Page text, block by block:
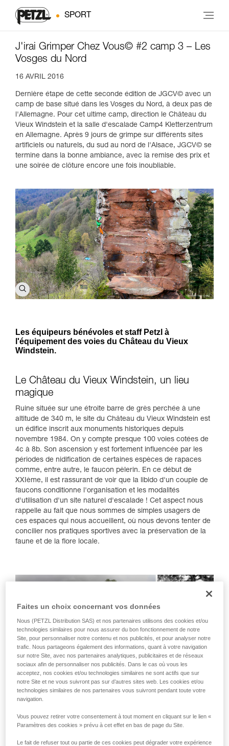
SPORT
J'irai Grimper Chez Vous© #2 camp 3 – Les
Vosges du Nord
16 AVRIL 2016
Dernière étape de cette seconde édition de JGCV© avec un
camp de base situé dans les Vosges du Nord, à deux pas de
l'Allemagne. Pour cet ultime camp, direction le Château du
Vieux Windstein et la salle d'escalade Camp4 Kletterzentrum
en Allemagne. Après 9 jours de grimpe sur différents sites
artificiels ou naturels, du sud au nord de l'Alsace, JGCV© se
termine dans la bonne ambiance, avec la remise des prix et
une soirée de clôture encore une fois inoubliable.
Les équipeurs bénévoles et staff Petzl à
l'équipement des voies du Château du Vieux
Windstein.
Le Château du Vieux Windstein, un lieu
magique
Ruine située sur une étroite barre de grès perchée à une
altitude de 340 m, le site du Château du Vieux Windstein est
un édifice inscrit aux monuments historiques depuis
novembre 1984. On y compte presque 100 voies cotées de
4c à 8b. Son ascension y est fortement influencée par les
périodes de nidification de certaines espèces de rapaces
comme, entre autre, le faucon pèlerin. En ce début de
XXIème, il est rassurant de voir que la libido d'un couple de
faucons conditionne l'organisation et les modalités
d'utilisation d'un site naturel d'escalade ! Cet aspect nous
rappelle au fait que nous sommes de simples usagers de
ces espaces qui nous accueillent, où nous devons tenter de
concilier nos pratiques sportives avec la préservation de la
faune et de la flore locale.
Le fameux pilier du Château du Vieux Windstein et
l'un des équipeurs incontournable d'Alsace et du
site en particulier, Armand Baudry.
A notre arrivée sur le site les participants, conquis par
maximum de voies afin d'atteindre les sommets des falaises
Faites un choix concernant vos données
Nous (PETZL Distribution SAS) et nos partenaires utilisons des cookies et/ou
technologies similaires pour nous assurer du bon fonctionnement de notre
Site, pour personnaliser notre contenu et nos publicités, et pour analyser notre
trafic. Nous partageons également des informations, quant à votre navigation
sur notre Site, avec nos partenaires analytiques, publicitaires et de réseaux
sociaux afin de personnaliser nos publicités. Dans le cas où vous les
acceptez, nos cookies et/ou technologies similaires ne sont actifs que sur
notre Site et ne vous suivront pas sur d’autres sites web. Les cookies et/ou
technologies similaires de nos partenaires vous suivront pendant toute votre
navigation.
Vous pouvez retirer votre consentement à tout moment en cliquant sur le lien «
Paramètres des cookies » prévu à cet effet en bas de page du Site.
Le fait de refuser tout ou partie de ces cookies peut dégrader votre expérience